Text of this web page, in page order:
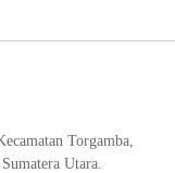
Torgamba,
Utara.